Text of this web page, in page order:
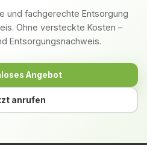
und fachgerechte Entsorgung
Ohne versteckte Kosten –
Entsorgungsnachweis.
Angebot
anrufen